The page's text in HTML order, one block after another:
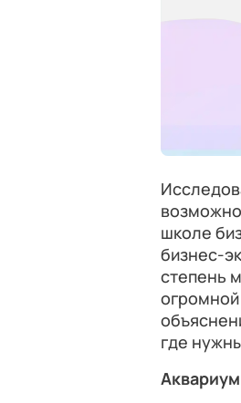
школе
бизнес-
степень
где